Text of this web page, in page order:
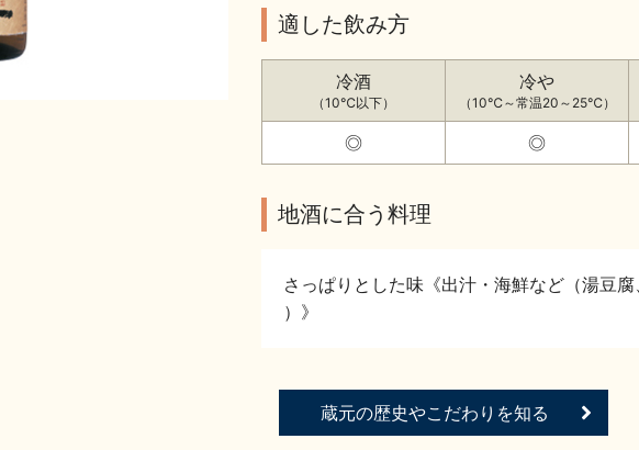
適した飲み方
冷酒
（10℃以下）
冷や
（10℃～常温20～25℃）
◎ ◎
地酒に合う料理
さっぱりとした味《出汁・海鮮など（湯豆
）》
蔵元の歴史やこだわりを知る